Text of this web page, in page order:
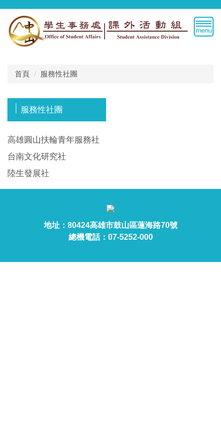
跳
主
要
首頁 服務性社團
服務性社團
高雄圓山扶輪青年服務社
台南文化研究社
陸生發展社
地址：80424高雄市鼓山區蓮海路70號
總機電話：07-5252-000